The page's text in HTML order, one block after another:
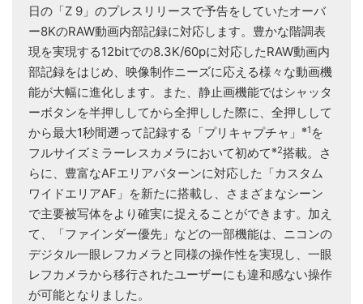
日の「Z 9」のプレスリリースで予告をしていたオーバ
ー8KのRAW動画内部記録に対応します。豊かな階調表
現を実現する12bitでの8.3K/60pに対応したRAW動画内
部記録をはじめ、映像制作ニーズに応える様々な動画機
能が大幅に進化します。また、静止画機能ではシャッタ
ーボタンを半押ししてから全押しした際に、全押しして
から最大1秒間遡って記録する「プリキャプチャ」
※1 を
フルサイズミラーレスカメラにおいて初めて※2搭載。さ
らに、豊富なAFエリアパターンに対応した「カスタム
ワイドエリアAF」を新たに搭載し、さまざまなシーン
で主要被写体をより確実に捉えることができます。加え
て、「ファインダー優先」などの一部機能は、ニコンの
デジタル一眼レフカメラと同様の操作性を実現し、一眼
レフカメラから移行されたユーザーにも違和感ない操作
が可能となりました。